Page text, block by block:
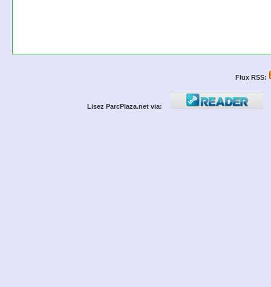
Flux RSS:
Lisez ParcPlaza.net via: